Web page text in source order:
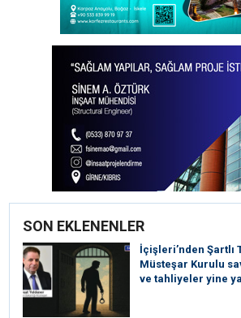
SON EKLENENLER
İçişleri’nden Şartlı
Müsteşar Kurulu
ve tahliyeler yine